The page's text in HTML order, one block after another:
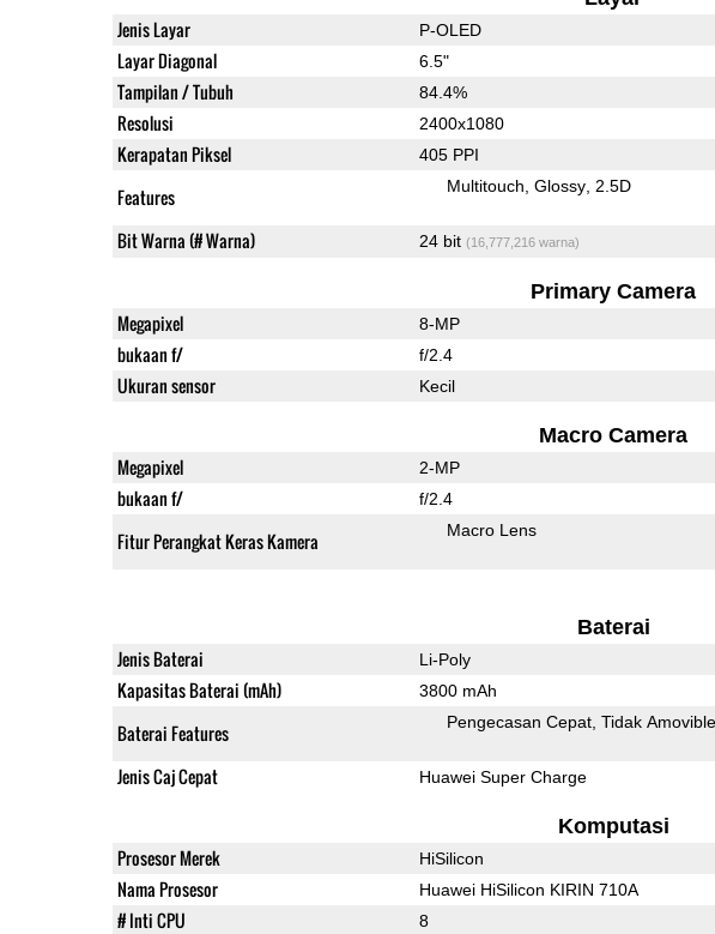
Jenis Layar P-OLED
Layar Diagonal 6.5"
Tampilan / Tubuh 84.4%
Resolusi 2400x1080
Kerapatan Piksel 405 PPI
Features Multitouch Glossy 2.5D
Bit Warna (# Warna) 24 bit (16,777,216 warna)
Primary Camera
Megapixel 8-MP
bukaan f/ f/2.4
Ukuran sensor Kecil
Macro Camera
Megapixel 2-MP
bukaan f/ f/2.4
Fitur Perangkat Keras Kamera Macro Lens
Baterai
Jenis Baterai Li-Poly
Kapasitas Baterai (mAh) 3800 mAh
Baterai Features Pengecasan Cepat Tidak Amovible
Jenis Caj Cepat Huawei Super Charge
Komputasi
Prosesor Merek HiSilicon
Nama Prosesor Huawei HiSilicon KIRIN 710A
# Inti CPU 8